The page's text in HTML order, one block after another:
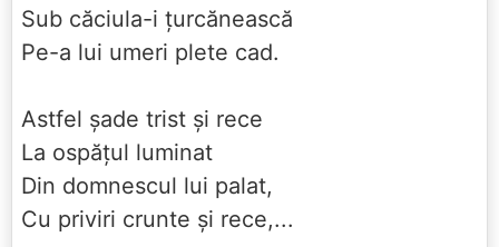
Sub căciula-i ţurcănească
Pe-a lui umeri plete cad.
Astfel şade trist şi rece
La ospăţul luminat
Din domnescul lui palat,
Cu priviri crunte şi rece,...